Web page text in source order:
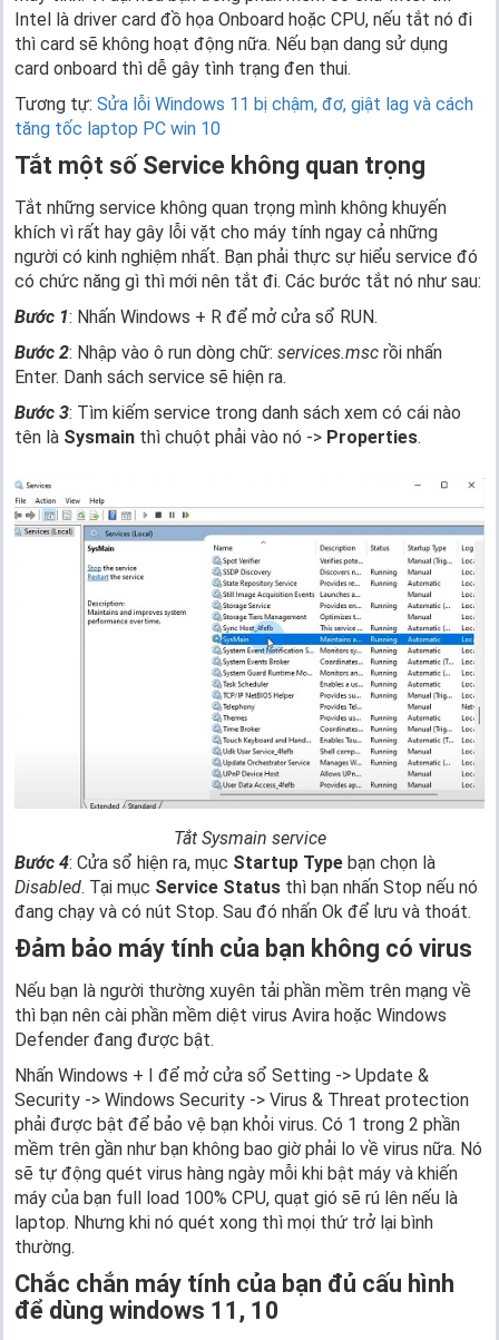
Intel là driver card đồ họa Onboard hoặc CPU, nếu tắt nó đi
thì card sẽ không hoạt động nữa. Nếu bạn dang sử dụng
card onboard thì dễ gây tình trạng đen thui.
Tương tự: Sửa lỗi Windows 11 bị chậm, đơ, giật lag và cách
tăng tốc laptop PC win 10
Tắt một số Service không quan trọng
Tắt những service không quan trọng mình không khuyến
khích vì rất hay gây lỗi vặt cho máy tính ngay cả những
người có kinh nghiệm nhất. Bạn phải thực sự hiểu service đó
có chức năng gì thì mới nên tắt đi. Các bước tắt nó như sau:
Bước 1: Nhấn Windows + R để mở cửa sổ RUN.
Bước 2: Nhập vào ô run dòng chữ: services.msc rồi nhấn
Enter. Danh sách service sẽ hiện ra.
Bước 3: Tìm kiếm service trong danh sách xem có cái nào
tên là Sysmain thì chuột phải vào nó -> Properties.
Tắt Sysmain service
Bước 4: Cửa sổ hiện ra, mục Startup Type bạn chọn là
Disabled. Tại mục Service Status thì bạn nhấn Stop nếu nó
đang chạy và có nút Stop. Sau đó nhấn Ok để lưu và thoát.
Đảm bảo máy tính của bạn không có virus
Nếu bạn là người thường xuyên tải phần mềm trên mạng về
thì bạn nên cài phần mềm diệt virus Avira hoặc Windows
Defender đang được bật.
Nhấn Windows + I để mở cửa sổ Setting -> Update &
Security -> Windows Security -> Virus & Threat protection
phải được bật để bảo vệ bạn khỏi virus. Có 1 trong 2 phần
mềm trên gần như bạn không bao giờ phải lo về virus nữa. Nó
sẽ tự động quét virus hàng ngày mỗi khi bật máy và khiến
máy của bạn full load 100% CPU, quạt gió sẽ rú lên nếu là
laptop. Nhưng khi nó quét xong thì mọi thứ trở lại bình
thường.
Chắc chắn máy tính của bạn đủ cấu hình
để dùng windows 11, 10